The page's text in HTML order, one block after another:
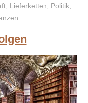
, Lieferketten, Politik,